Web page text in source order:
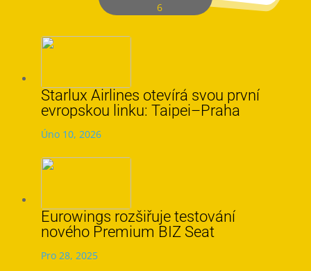
6
Starlux Airlines otevírá svou první
evropskou linku: Taipei–Praha
Úno 10, 2026
Eurowings rozšiřuje testování
nového Premium BIZ Seat
Pro 28, 2025